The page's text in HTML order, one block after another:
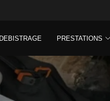
DEBISTRAGE PRESTATIONS